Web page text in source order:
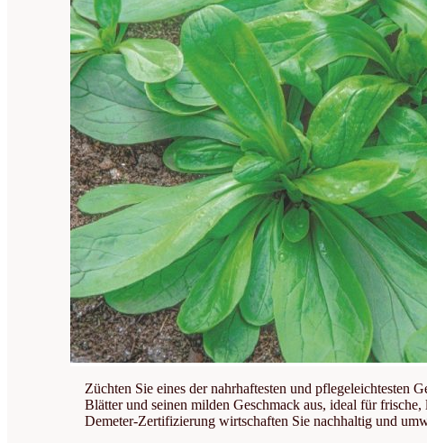
Züchten Sie eines der nahrhaftesten und pflegeleichtesten
Blätter und seinen milden Geschmack aus, ideal für
Demeter-Zertifizierung wirtschaften Sie nachhaltig und